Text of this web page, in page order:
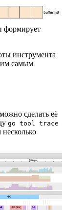
формирует
инструмента
самым
сделать её
go tool trace